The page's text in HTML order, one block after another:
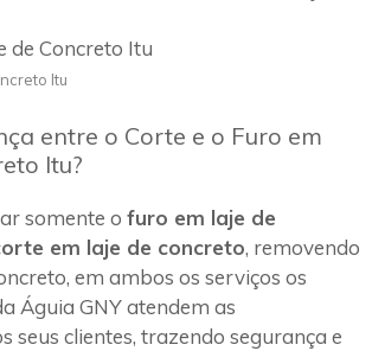
Itu
entre o Corte e o Furo em
Itu?
somente o furo em laje de
em laje de concreto, removendo
em ambos os serviços os
Águia GNY atendem as
seus clientes, trazendo segurança e